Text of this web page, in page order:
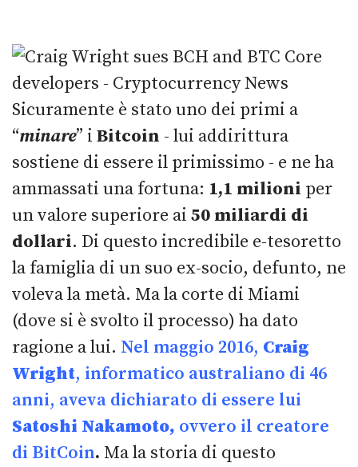
Sicuramente è stato uno dei primi a
“minare” i Bitcoin - lui addirittura
sostiene di essere il primissimo - e ne ha
ammassati una fortuna: 1,1 milioni per
un valore superiore ai 50 miliardi di
dollari. Di questo incredibile e-tesoretto
la famiglia di un suo ex-socio, defunto, ne
voleva la metà. Ma la corte di Miami
(dove si è svolto il processo) ha dato
ragione a lui. Nel maggio 2016, Craig
Wright, informatico australiano di 46
anni, aveva dichiarato di essere lui
Satoshi Nakamoto, ovvero il creatore
di BitCoin. Ma la storia di questo